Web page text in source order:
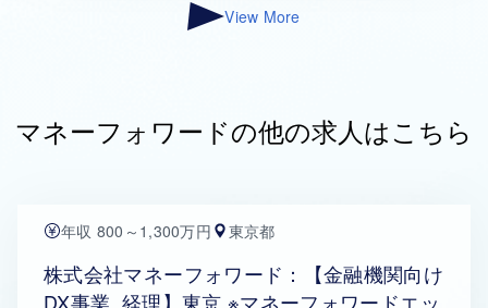
View More
マネーフォワードの他の求人はこちら
年収 800～1,300万円 東京都
株式会社マネーフォワード：【金融機関向け
DX事業_経理】東京 ※マネーフォワードエッ